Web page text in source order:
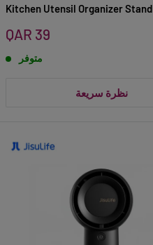
Kitchen Utensil Organizer Stand
سعر
QAR 39
متوفر
نظرة سريعة